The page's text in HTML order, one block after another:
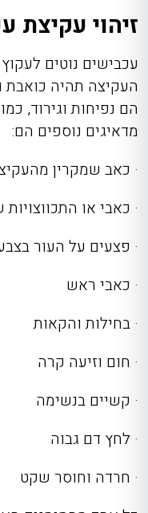
זיהוי עקיצת
עכבישים נוטים
העקיצה תהיה כואבת
הם נפיחות וגירוד,
מדאיגים נוספים הם:
· כאב שמקרין
· כאבי או התכווצויות
· פצעים על העור
· כאבי ראש
· בחילות והקאות
· חום וזיעה קרה
· קשיים בנשימה
· לחץ דם גבוה
· חרדה וחוסר שקט